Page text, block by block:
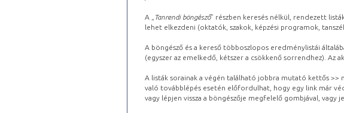
A „ Tanrendi böngésző” részben keresés nélkül, rendezett
lehet elkezdeni (oktatók, szakok, képzési programok,
A böngésző és a kereső többoszlopos eredménylistái
(egyszer az emelkedő, kétszer a csökkenő sorrendhez).
A listák sorainak a végén található jobbra mutató kettős >>
való továbblépés esetén előfordulhat, hogy egy link már
vagy lépjen vissza a böngészője megfelelő gombjával, vagy